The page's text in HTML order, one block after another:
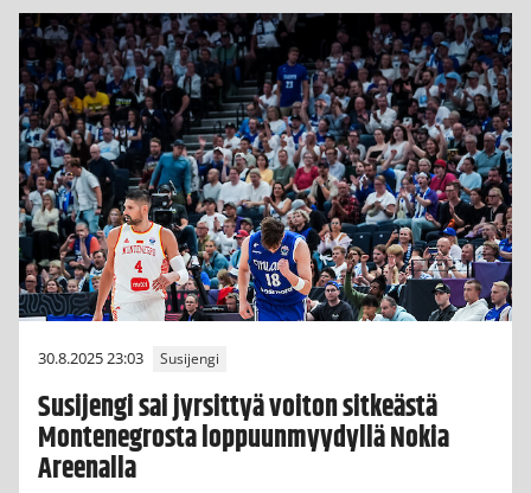
30.8.2025 23:03 Susijengi
Susijengi sai jyrsittyä voiton sitkeästä
Montenegrosta loppuunmyydyllä Nokia
Areenalla